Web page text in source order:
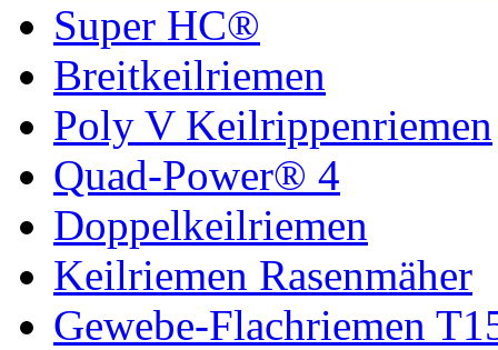
Super HC®
Breitkeilriemen
Poly V Keilrippenriemen
Quad-Power® 4
Doppelkeilriemen
Keilriemen Rasenmäher
Gewebe-Flachriemen